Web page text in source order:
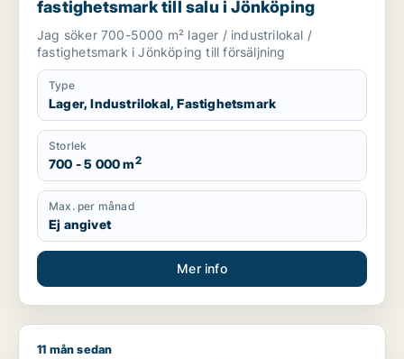
fastighetsmark till salu i Jönköping
Jag söker 700-5000 m² lager / industrilokal /
fastighetsmark i Jönköping till försäljning
Type
Lager, Industrilokal, Fastighetsmark
Storlek
700 - 5 000 m2
Max. per månad
Ej angivet
Mer info
Jag söker kontor eller lager till salu i Jönköping
11 mån sedan